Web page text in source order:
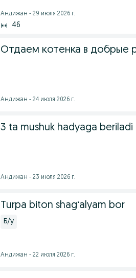
Андижан - 29 июля 2026 г.
46
Отдаем котенка в добрые
Андижан - 24 июля 2026 г.
3 ta mushuk hadyaga beriladi
Андижан - 23 июля 2026 г.
Turpa biton shagʻalyam bor
Б/у
Андижан - 22 июля 2026 г.